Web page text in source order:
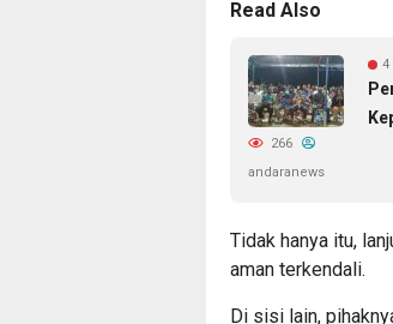
Read Also
4
266
andaranews
Tidak hanya itu,
aman terkendali.
Di sisi lain,